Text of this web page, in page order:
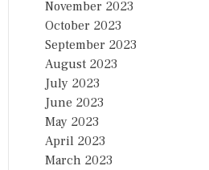
November 2023
October 2023
September 2023
August 2023
July 2023
June 2023
May 2023
April 2023
March 2023